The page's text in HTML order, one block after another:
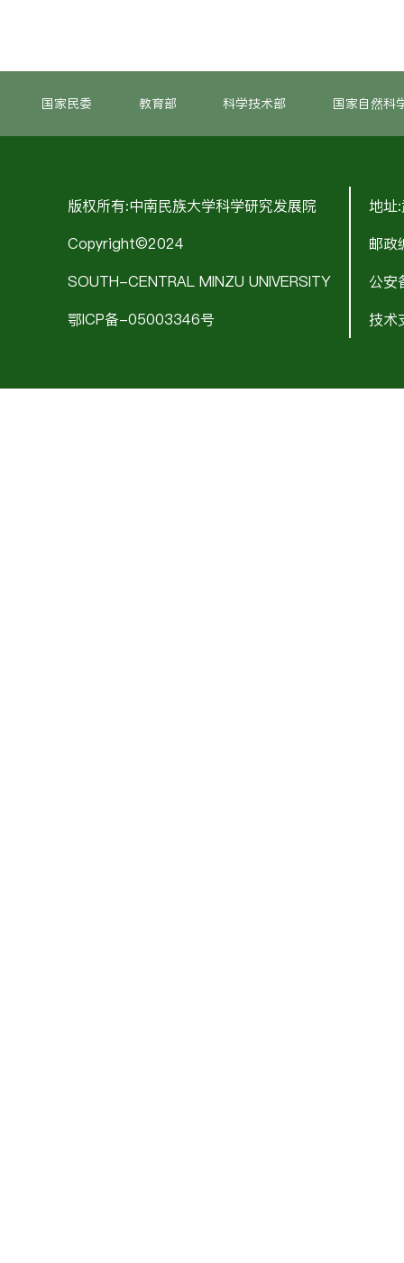
国家民委 教育部 科学技术部 国家自然科
版权所有:中南民族大学科学研究发展院
Copyright©2024
SOUTH-CENTRAL MINZU UNIVERSITY
鄂ICP备-05003346号
地址
邮政
公
技术